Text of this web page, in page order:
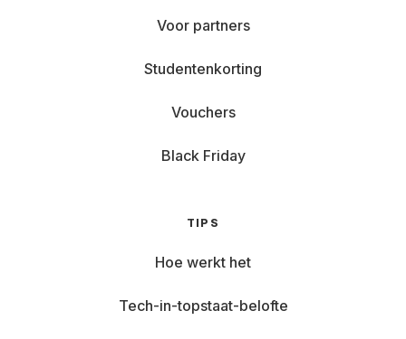
Voor partners
Studentenkorting
Vouchers
Black Friday
TIPS
Hoe werkt het
Tech-in-topstaat-belofte